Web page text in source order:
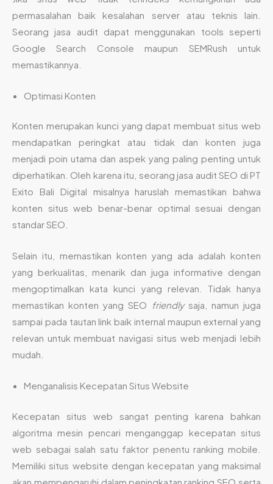
permasalahan baik kesalahan server atau teknis lain.
Seorang jasa audit dapat menggunakan tools seperti
Google Search Console maupun SEMRush untuk
memastikannya.
Optimasi Konten
Konten merupakan kunci yang dapat membuat situs web
mendapatkan peringkat atau tidak dan konten juga
menjadi poin utama dan aspek yang paling penting untuk
diperhatikan. Oleh karena itu, seorang jasa audit SEO di PT
Exito Bali Digital misalnya haruslah memastikan bahwa
konten situs web benar-benar optimal sesuai dengan
standar SEO.
Selain itu, memastikan konten yang ada adalah konten
yang berkualitas, menarik dan juga informative dengan
mengoptimalkan kata kunci yang relevan. Tidak hanya
memastikan konten yang SEO friendlysaja, namun juga
sampai pada tautan link baik internal maupun external yang
relevan untuk membuat navigasi situs web menjadi lebih
mudah.
Menganalisis Kecepatan Situs Website
Kecepatan situs web sangat penting karena bahkan
algoritma mesin pencari menganggap kecepatan situs
web sebagai salah satu faktor penentu ranking mobile.
Memiliki situs website dengan kecepatan yang maksimal
akan mempengaruhi dalam peningkatan ranking SEO serta